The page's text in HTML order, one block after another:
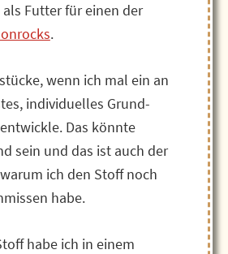
Futter für einen der
.
wenn ich mal ein an
individuelles Grund-
Das könnte
sein und das ist auch der
ich den Stoff noch
habe.
habe ich in einem